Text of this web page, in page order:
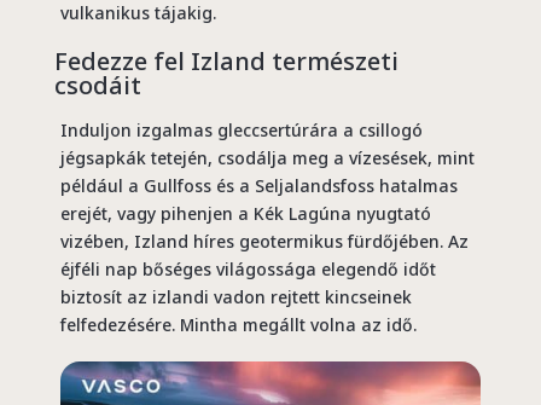
vulkanikus tájakig.
Fedezze fel Izland természeti
csodáit
Induljon izgalmas gleccsertúrára a csillogó
jégsapkák tetején, csodálja meg a vízesések, mint
például a Gullfoss és a Seljalandsfoss hatalmas
erejét, vagy pihenjen a Kék Lagúna nyugtató
vizében, Izland híres geotermikus fürdőjében. Az
éjféli nap bőséges világossága elegendő időt
biztosít az izlandi vadon rejtett kincseinek
felfedezésére. Mintha megállt volna az idő.